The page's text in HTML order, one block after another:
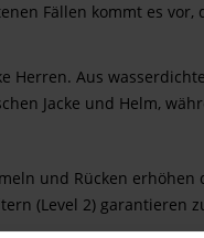
Fällen kommt es
Herren. Aus
Jacke und Helm,
und Rücken
(Level 2) garantieren